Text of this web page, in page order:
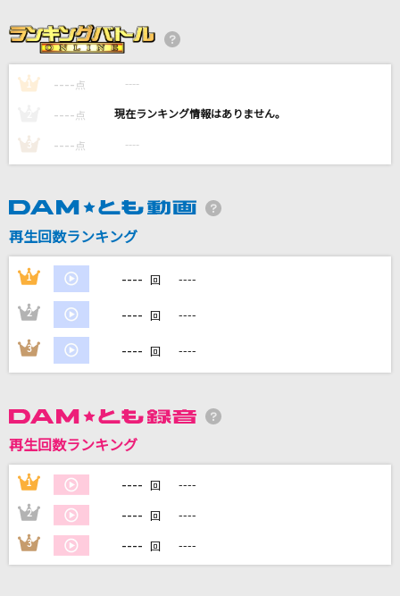
Orangestar feat.IA
FireFly
カラオケ最新情報をチェック！
DAMに会員登録・ログインして
自宅でカラオケ歌い放題！
家族や友達と一緒に！練習にも！
1 ---- 点 ----
---- 点 ----
3 ---- 点 ----
再生回数ランキング
1 ---- 回 ----
2 ---- 回 ----
3 ---- 回 ----
再生回数ランキング
1 ---- 回 ----
2 ---- 回 ----
3 ---- 回 ----